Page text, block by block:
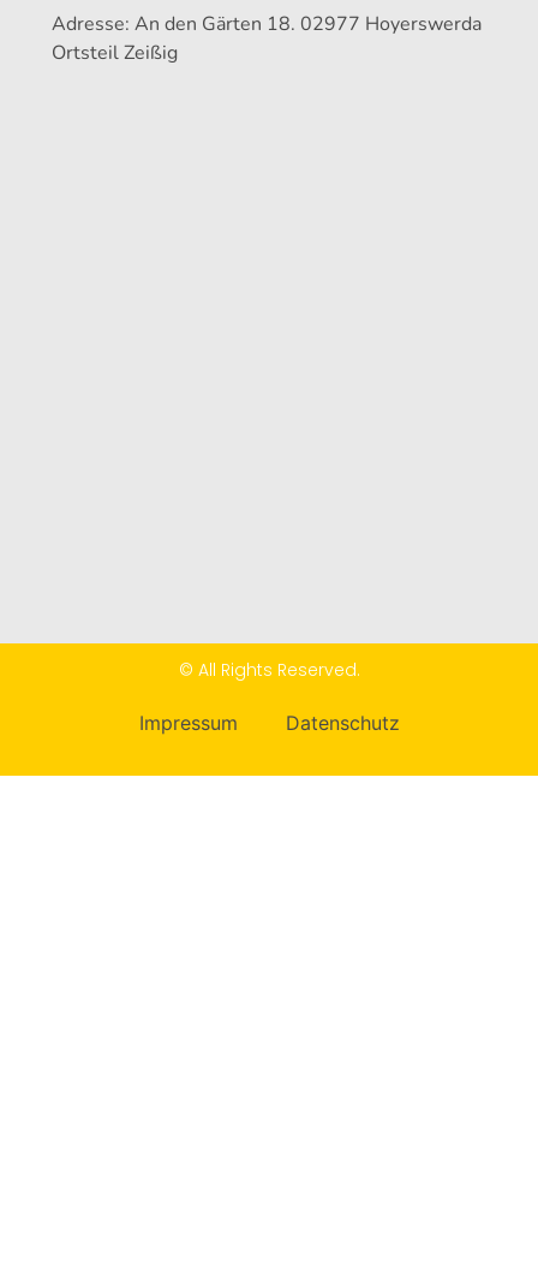
Adresse: An den Gärten 18. 02977 Hoyerswerda
Ortsteil Zeißig
© All Rights Reserved.
Impressum Datenschutz